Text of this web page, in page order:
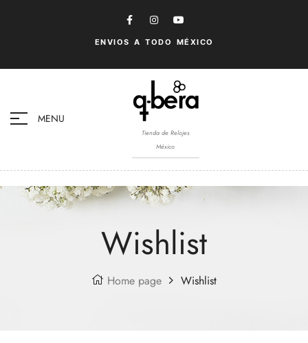
ENVIOS A TODO MÉXICO
MENU
Tienda de Relojes
México
Wishlist
Home page Wishlist